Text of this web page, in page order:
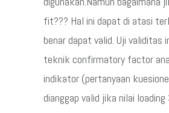
fit??? Hal ini dapat di atasi
benar dapat valid. Uji validitas
teknik confirmatory factor
indikator (pertanyaan
dianggap valid jika nilai